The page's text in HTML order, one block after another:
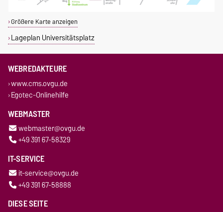
Größere Karte anzeigen
Lageplan Universitätsplatz
WEBREDAKTEURE
www.cms.ovgu.de
Egotec-Onlinehilfe
WEBMASTER
webmaster@ovgu.de
+49 391 67-58329
IT-SERVICE
it-service@ovgu.de
+49 391 67-58888
DIESE SEITE